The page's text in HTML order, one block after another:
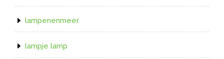
lampenenmeer
lampje lamp